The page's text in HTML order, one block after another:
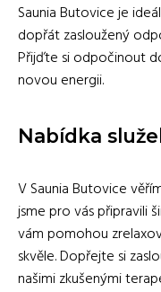
Saunia Butovice je
dopřát zasloužený
Přijďte si odpočinout
novou energii.
Nabídka
V Saunia Butovice
jsme pro vás připravili
vám pomohou
skvěle. Dopřejte si
našimi zkušenými